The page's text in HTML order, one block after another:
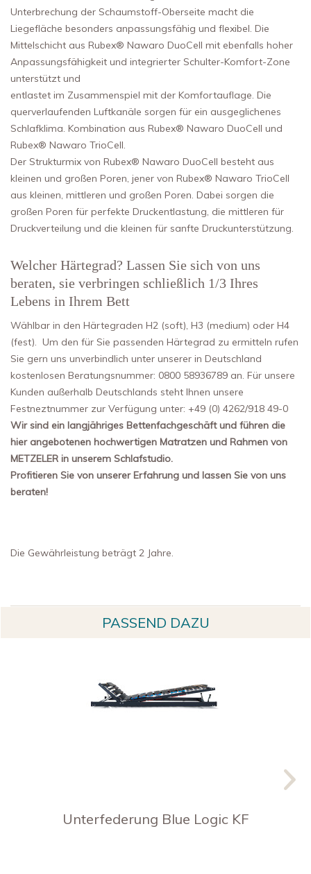
Unterbrechung der Schaumstoff-Oberseite macht die
Liegefläche besonders anpassungsfähig und flexibel. Die
Mittelschicht aus Rubex® Nawaro DuoCell mit ebenfalls hoher
Anpassungsfähigkeit und integrierter Schulter-Komfort-Zone
unterstützt und
entlastet im Zusammenspiel mit der Komfortauflage. Die
querverlaufenden Luftkanäle sorgen für ein ausgeglichenes
Schlafklima. Kombination aus Rubex® Nawaro DuoCell und
Rubex® Nawaro TrioCell.
Der Strukturmix von Rubex® Nawaro DuoCell besteht aus
kleinen und großen Poren, jener von Rubex® Nawaro TrioCell
aus kleinen, mittleren und großen Poren. Dabei sorgen die
großen Poren für perfekte Druckentlastung, die mittleren für
Druckverteilung und die kleinen für sanfte Druckunterstützung.
Welcher Härtegrad? Lassen Sie sich von uns
beraten, sie verbringen schließlich 1/3 Ihres
Lebens in Ihrem Bett
Wählbar in den Härtegraden H2 (soft), H3 (medium) oder H4
(fest). Um den für Sie passenden Härtegrad zu ermitteln rufen
Sie gern uns unverbindlich unter unserer in Deutschland
kostenlosen Beratungsnummer: 0800 58936789 an. Für unsere
Kunden außerhalb Deutschlands steht Ihnen unsere
Festneztnummer zur Verfügung unter: +49 (0) 4262/918 49-0
Wir sind ein langjähriges Bettenfachgeschäft und führen die
hier angebotenen hochwertigen Matratzen und Rahmen von
METZELER in unserem Schlafstudio.
Profitieren Sie von unserer Erfahrung und lassen Sie von uns
beraten!
Die Gewährleistung beträgt 2 Jahre.
PASSEND DAZU
Unterfederung Blue Logic KF